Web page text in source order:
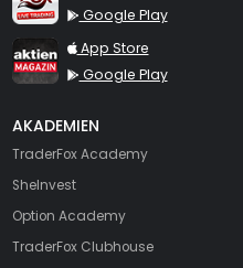
Google Play
TraderFox aktien Magazin
App Store
Google Play
AKADEMIEN
TraderFox Academy
SheInvest
Option Academy
TraderFox Clubhouse